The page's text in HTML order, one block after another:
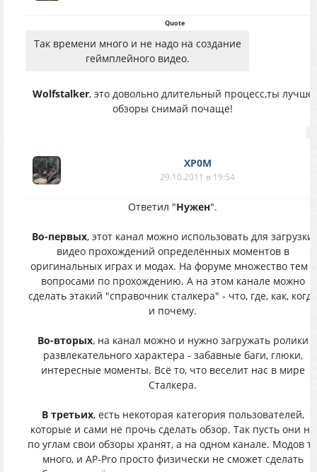
Quote
Так времени много и не надо на создание
геймплейного видео.
Wolfstalker, это довольно длительный процесс,ты лучше
обзоры снимай почаще!
XP0M
29.10.2011 в 19:54
Ответил "Нужен".
Во-первых, этот канал можно использовать для загрузки
видео прохождений определённых моментов в
оригинальных играх и модах. На форуме множество тем с
вопросами по прохождению. А на этом канале можно
сделать этакий "справочник сталкера" - что, где, как, когда
и почему.
Во-вторых, на канал можно и нужно загружать ролики
развлекательного характера - забавные баги, глюки,
интересные моменты. Всё то, что веселит нас в мире
Сталкера.
В третьих, есть некоторая категория пользователей,
которые и сами не прочь сделать обзор. Так пусть они не
по углам свои обзоры хранят, а на одном канале. Модов то
много, и AP-Pro просто физически не сможет сделать